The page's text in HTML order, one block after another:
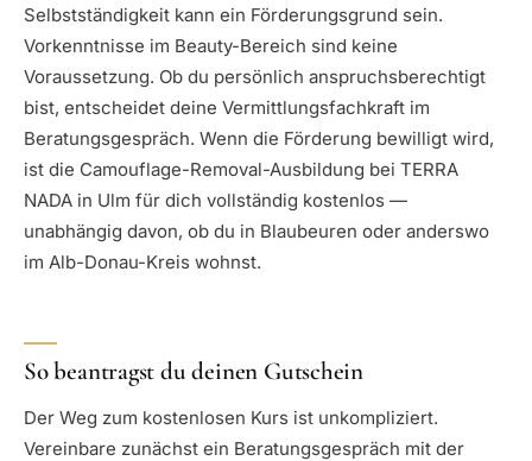
Selbstständigkeit kann ein Förderungsgrund sein.
Vorkenntnisse im Beauty-Bereich sind keine
Voraussetzung. Ob du persönlich anspruchsberechtigt
bist, entscheidet deine Vermittlungsfachkraft im
Beratungsgespräch. Wenn die Förderung bewilligt wird,
ist die Camouflage-Removal-Ausbildung bei TERRA
NADA in Ulm für dich vollständig kostenlos —
unabhängig davon, ob du in Blaubeuren oder anderswo
im Alb-Donau-Kreis wohnst.
So beantragst du deinen Gutschein
Der Weg zum kostenlosen Kurs ist unkompliziert.
Vereinbare zunächst ein Beratungsgespräch mit der